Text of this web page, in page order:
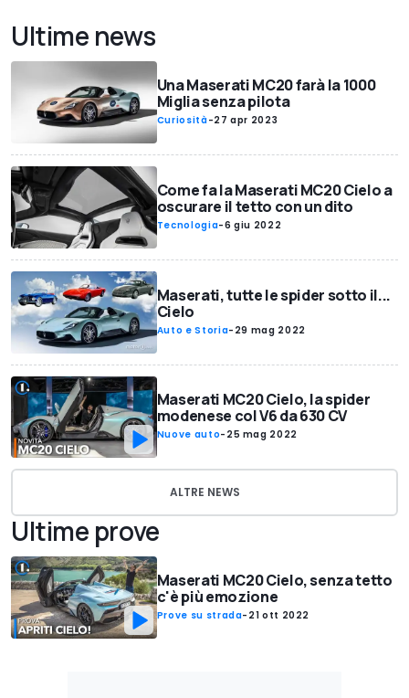
Ultime news
Una Maserati MC20 farà la 1000
Miglia senza pilota
Curiosità-27 apr 2023
Come fa la Maserati MC20 Cielo a
oscurare il tetto con un dito
Tecnologia-6 giu 2022
Maserati, tutte le spider sotto il...
Cielo
Auto e Storia- 29 mag 2022
Maserati MC20 Cielo, la spider
modenese col V6 da 630 CV
Nuove auto- 25 mag 2022
ALTRE NEWS
Ultime prove
Maserati MC20 Cielo, senza tetto
c'è più emozione
Prove su strada- 21 ott 2022